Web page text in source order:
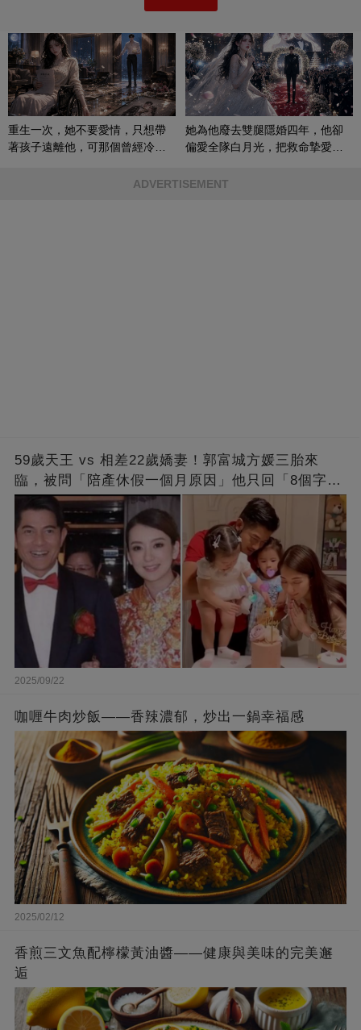
重生一次，她不要愛情，只想帶
著孩子遠離他，可那個曾經冷漠
她為他廢去雙腿隱婚四年，他卻
偏愛全隊白月光，把救命摯愛當
ADVERTISEMENT
59歲天王 vs 相差22歲嬌妻！郭富城方媛三胎來
臨，被問「陪產休假一個月原因」他只回「8個字」
被贊爆
2025/09/22
咖喱牛肉炒飯——香辣濃郁，炒出一鍋幸福感
2025/02/12
香煎三文魚配檸檬黃油醬——健康與美味的完美邂
逅